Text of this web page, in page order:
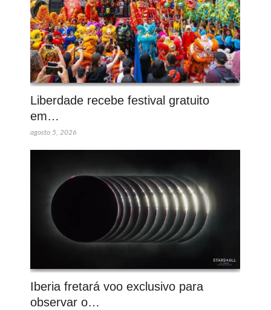
Liberdade recebe festival gratuito
em…
agosto 5, 2026
Iberia fretará voo exclusivo para
observar o…